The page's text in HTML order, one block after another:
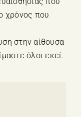
χρόνος που
στην αίθουσα
όλοι εκεί.